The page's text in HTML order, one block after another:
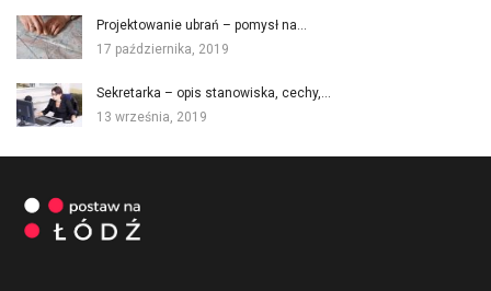
Projektowanie ubrań – pomysł na…
17 października, 2019
Sekretarka – opis stanowiska, cechy,…
13 września, 2019